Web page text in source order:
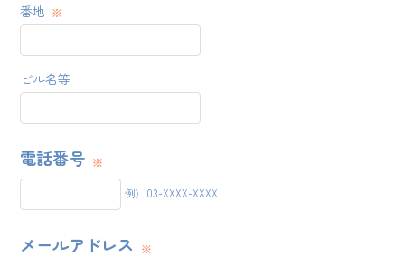
番地
ビル名等
電話番号
例） 03-XXXX-XXXX
メールアドレス